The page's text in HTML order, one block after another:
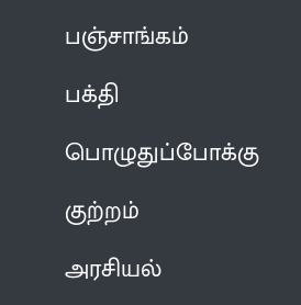
பஞ்சாங்கம்
பக்தி
பொழுதுப்போக்கு
குற்றம்
அரசியல்